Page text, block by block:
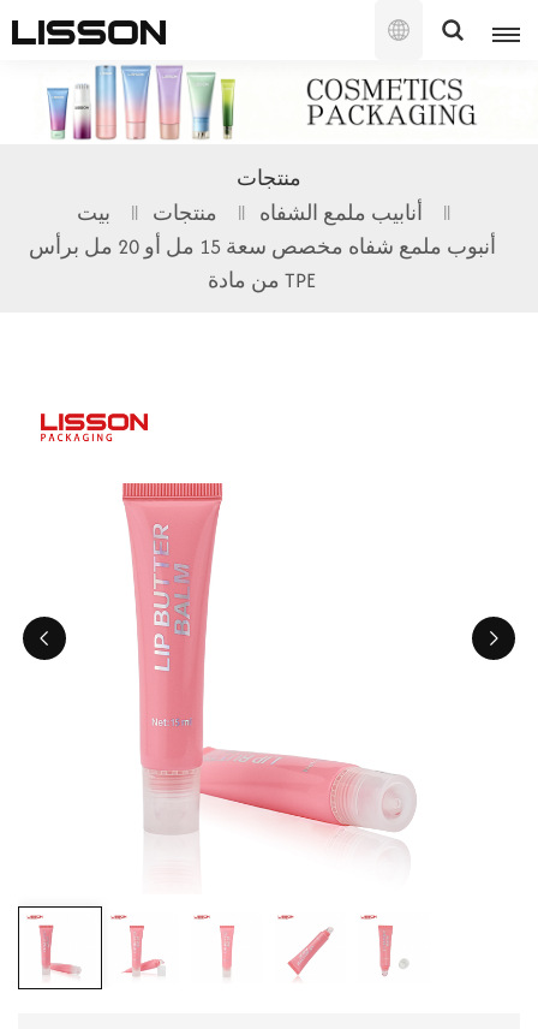
العربية
English
français
русский
منتجات
بيت منتجات
أنابيب ملمع الشفاه
أنبوب ملمع شفاه مخصص سعة 15 مل أو 20 مل برأس
من مادة TPE